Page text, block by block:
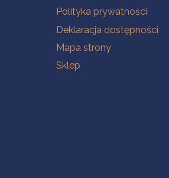
Polityka prywatności
Deklaracja dostępności
Mapa strony
Sklep